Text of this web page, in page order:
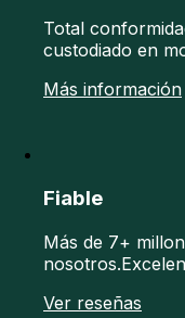
Total
custodiado en
Más información
Fiable
Más de 7+
Ver reseñas